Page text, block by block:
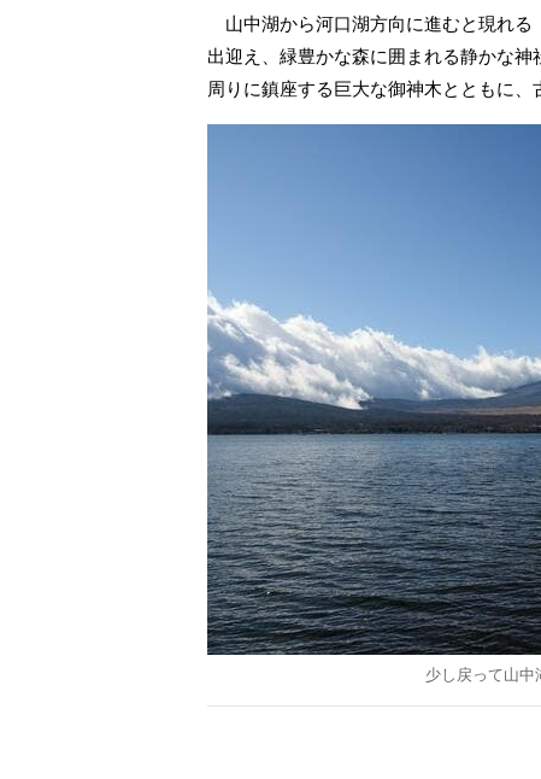
山中湖から河口湖方向に進むと現れる
出迎え、緑豊かな森に囲まれる静かな
周りに鎮座する巨大な御神木とともに、
少し戻って山中